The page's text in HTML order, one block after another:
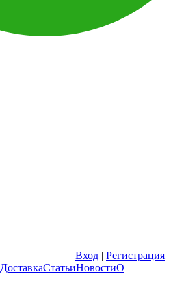
Вход | Регистрация
ДоставкаСтатьиНовостиО